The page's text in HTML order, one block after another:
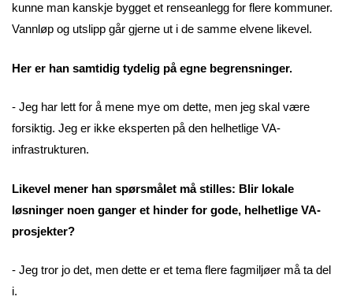
kunne man kanskje bygget et renseanlegg for flere kommuner.
Vannløp og utslipp går gjerne ut i de samme elvene likevel.
Her er han samtidig tydelig på egne begrensninger.
- Jeg har lett for å mene mye om dette, men jeg skal være
forsiktig. Jeg er ikke eksperten på den helhetlige VA-
infrastrukturen.
Likevel mener han spørsmålet må stilles: Blir lokale
løsninger noen ganger et hinder for gode, helhetlige VA-
prosjekter?
- Jeg tror jo det, men dette er et tema flere fagmiljøer må ta del
i.